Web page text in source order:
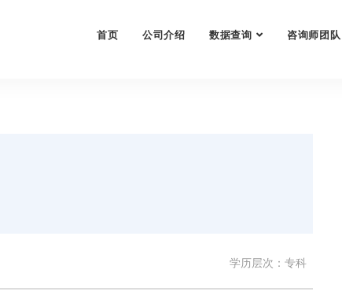
首页 公司介绍 数据查询 咨询师团队
学历层次：专科